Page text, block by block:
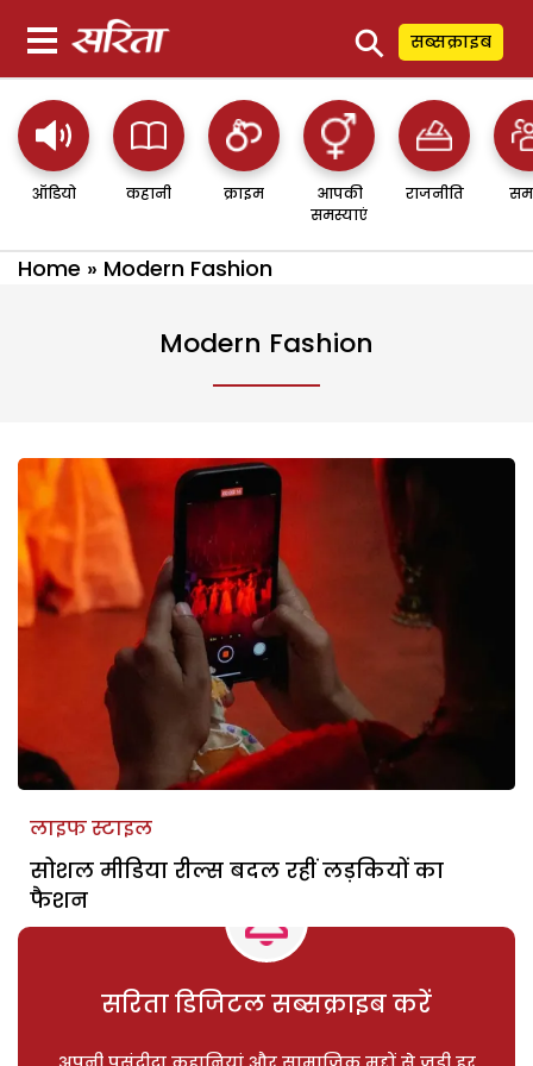
⚲ सब्सक्राइब
ऑडियो कहानी क्राइम
आपकी
समस्याएं
राजनीति
Home » Modern Fashion
Modern Fashion
लाइफ स्टाइल
सोशल मीडिया रील्स बदल रहीं लड़कियों का
फैशन
सरिता डिजिटल सब्सक्राइब करें